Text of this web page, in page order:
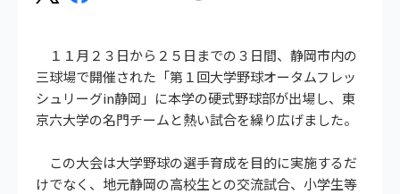
１１月２３日から２５日までの３日間、静岡市内の
三球場で開催された「第１回大学野球オータムフレッ
シュリーグin静岡」に本学の硬式野球部が出場し、東
京六大学の名門チームと熱い試合を繰り広げました。
この大会は大学野球の選手育成を目的に実施するだ
けでなく、地元静岡の高校生との交流試合、小学生等